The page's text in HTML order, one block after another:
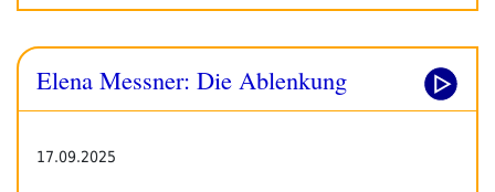
Elena Messner: Die Ablenkung
17.09.2025